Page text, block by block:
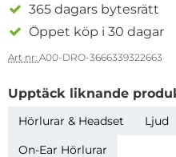
365 dagars bytesrätt
Öppet köp i 30 dagar
Art nr: A00-DRO-3666339322663
Upptäck liknande
Hörlurar & Headset Ljud
On-Ear Hörlurar